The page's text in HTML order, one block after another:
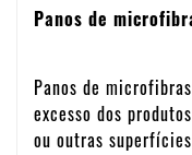
Panos de
Panos de
excesso dos
ou outras